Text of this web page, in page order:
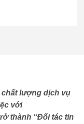
lượng dịch vụ
với
thành “Đối tác tin